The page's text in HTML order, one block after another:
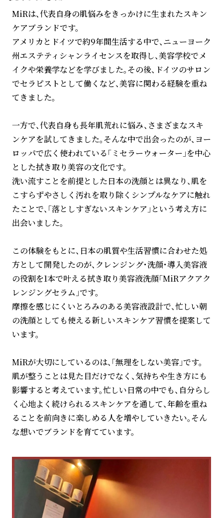
MiRは、代表自身の肌悩みをきっかけに生まれたスキン
ケアブランドです。
アメリカとドイツで約9年間生活する中で、ニューヨーク
州エステティシャンライセンスを取得し、美容学校でメ
イクや栄養学などを学びました。その後、ドイツのサロン
でセラピストとして働くなど、美容に関わる経験を重ね
てきました。
一方で、代表自身も長年肌荒れに悩み、さまざまなスキ
ンケアを試してきました。そんな中で出会ったのが、ヨー
ロッパで広く使われている「ミセラーウォーター」を中心
とした拭き取り美容の文化です。
洗い流すことを前提とした日本の洗顔とは異なり、肌を
こすらずやさしく汚れを取り除くシンプルなケアに触れ
たことで、「落としすぎないスキンケア」という考え方に
出会いました。
この体験をもとに、日本の肌質や生活習慣に合わせた処
方として開発したのが、クレンジング・洗顔・導入美容液
の役割を1本で叶える拭き取り美容液洗顔「MiRアクアク
レンジングセラム」です。
摩擦を感じにくいとろみのある美容液設計で、忙しい朝
の洗顔としても使える新しいスキンケア習慣を提案して
います。
MiRが大切にしているのは、「無理をしない美容」です。
肌が整うことは見た目だけでなく、気持ちや生き方にも
影響すると考えています。忙しい日常の中でも、自分らし
く心地よく続けられるスキンケアを通して、年齢を重ね
ることを前向きに楽しめる人を増やしていきたい。そん
な想いでブランドを育てています。